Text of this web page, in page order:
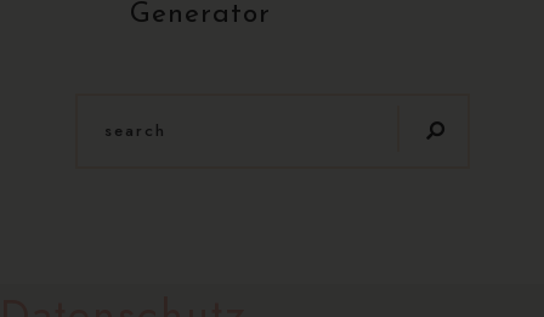
Generator